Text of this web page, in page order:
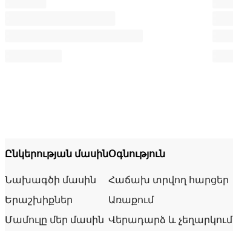
Ընկերության մասին
Նախագծի մասին
Երաշխիքներ
Մամուլը մեր մասին
Օգնություն
Հաճախ տրվող հարցեր
Առաքում
Վերադարձ և չեղարկում